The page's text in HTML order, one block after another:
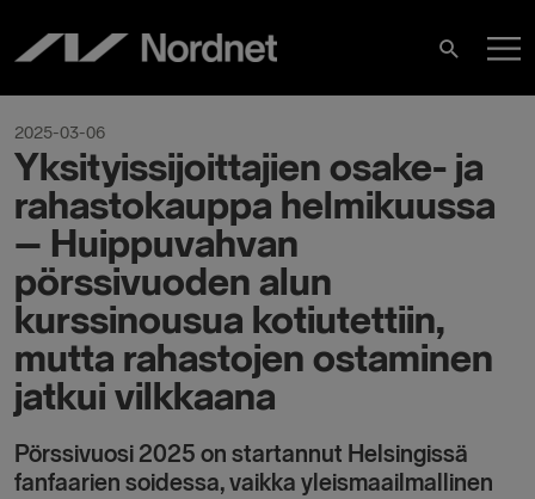
innehåll
Sök
2025-03-06
Yksityissijoittajien osake- ja
rahastokauppa helmikuussa
– Huippuvahvan
pörssivuoden alun
kurssinousua kotiutettiin,
mutta rahastojen ostaminen
jatkui vilkkaana
Pörssivuosi 2025 on startannut Helsingissä
fanfaarien soidessa, vaikka yleismaailmallinen